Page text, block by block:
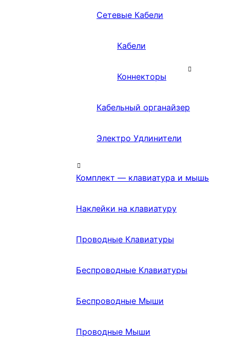
Сетевые Кабели
Кабели
Коннекторы
Кабельный органайзер
Электро Удлинители
Комплект — клавиатура и мышь
Наклейки на клавиатуру
Проводные Клавиатуры
Беспроводные Клавиатуры
Беспроводные Мыши
Проводные Мыши